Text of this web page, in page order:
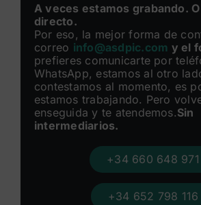
A veces estamos grabando.
directo.
Por eso, la mejor forma de
correo info@asdpic.com y el
prefieres comunicarte por
WhatsApp, estamos al otro
contestamos al momento, es
estamos trabajando. Pero
enseguida y te atendemos.Sin
intermediarios.
+34 660 648 971
+34 652 798 116